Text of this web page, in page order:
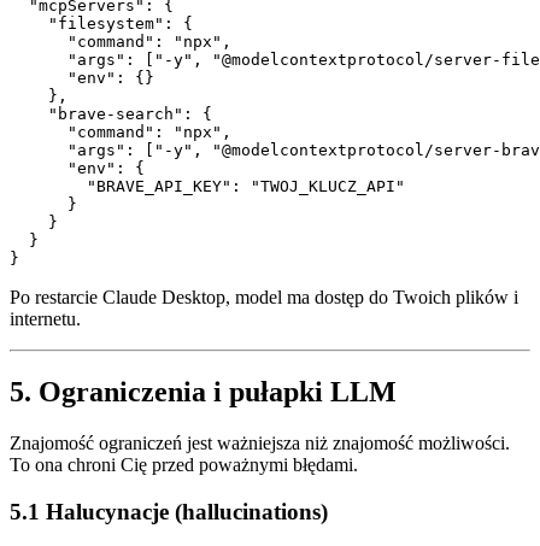
  "mcpServers": {
    "filesystem": {
      "command": "npx",
"args": ["-y", "@modelcontextprotocol/server-
      "env": {}
    },
    "brave-search": {
      "command": "npx",
"args": ["-y", "@modelcontextprotocol/server-
      "env": {
        "BRAVE_API_KEY": "TWOJ_KLUCZ_API"
      }
    }
  }
Po restarcie Claude Desktop, model ma dostęp do Twoich plików i
internetu.
5. Ograniczenia i pułapki LLM
Znajomość ograniczeń jest ważniejsza niż znajomość możliwości.
To ona chroni Cię przed poważnymi błędami.
5.1 Halucynacje (hallucinations)